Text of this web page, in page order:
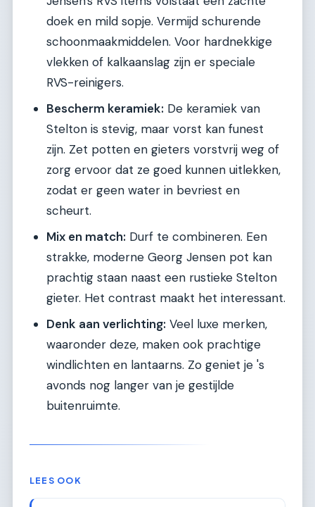
doek en mild sopje. Vermijd schurende
schoonmaakmiddelen. Voor hardnekkige
vlekken of kalkaanslag zijn er speciale
RVS-reinigers.
Bescherm keramiek: De keramiek van
Stelton is stevig, maar vorst kan funest
zijn. Zet potten en gieters vorstvrij weg of
zorg ervoor dat ze goed kunnen uitlekken,
zodat er geen water in bevriest en
scheurt.
Mix en match: Durf te combineren. Een
strakke, moderne Georg Jensen pot kan
prachtig staan naast een rustieke Stelton
gieter. Het contrast maakt het interessant.
Denk aan verlichting: Veel luxe merken,
waaronder deze, maken ook prachtige
windlichten en lantaarns. Zo geniet je 's
avonds nog langer van je gestijlde
buitenruimte.
LEES OOK